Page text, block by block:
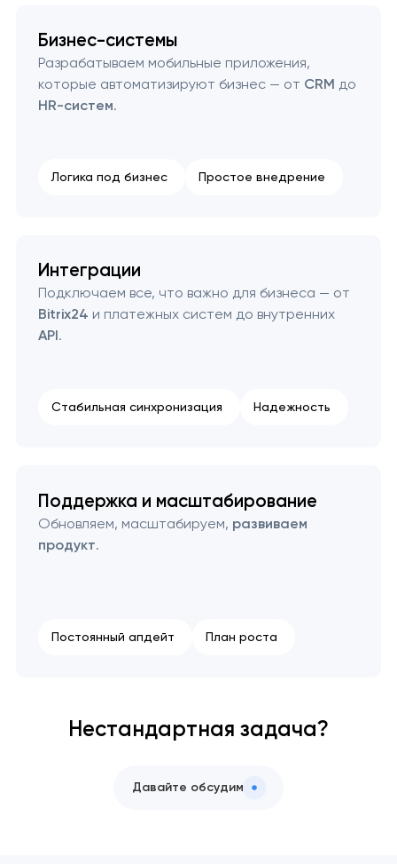
Бизнес-системы
Разрабатываем мобильные приложения,
которые автоматизируют бизнес — от CRM до
HR-систем.
Логика под бизнес Простое внедрение
Интеграции
Подключаем все, что важно для бизнеса — от
Bitrix24 и платежных систем до внутренних
API.
Стабильная синхронизация Надежность
Поддержка и масштабирование
Обновляем, масштабируем, развиваем
продукт.
Постоянный апдейт План роста
Нестандартная задача?
Давайте обсудим